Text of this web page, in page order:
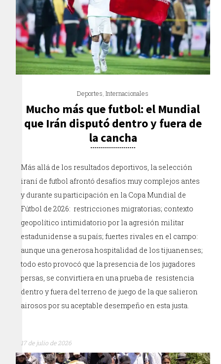
Deportes,Internacionales
Mucho más que futbol: el Mundial
que Irán disputó dentro y fuera de
la cancha
Más allá de los resultados deportivos, la selección
iraní de futbol afrontó desafíos muy complejos antes
y durante su participación en la Copa Mundial de
Fútbol de 2026: restricciones migratorias; contexto
geopolítico intimidatorio por la agresión militar
estadunidense a su país; fuertes rivales en el campo:
aunque una generosa hospitalidad de los tijuanenses;
todo esto provocó que la presencia de los jugadores
persas, se convirtiera en una prueba de resistencia
dentro y fuera del terreno de juego de la que salieron
airosos por su aceptable desempeño en esta justa.
17 de julio de 2026